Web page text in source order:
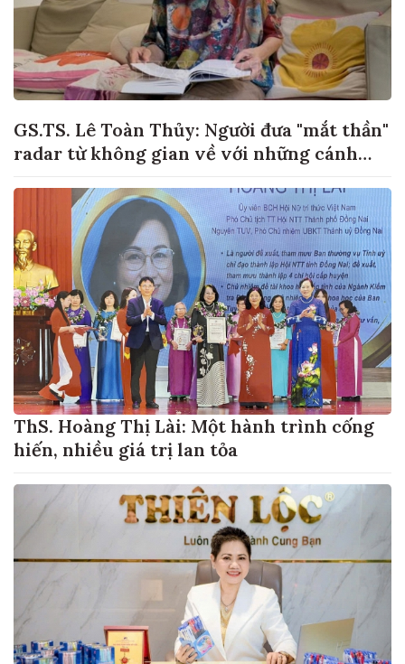
GS.TS. Lê Toàn Thủy: Người đưa "mắt thần"
radar từ không gian về với những cánh
ThS. Hoàng Thị Lài: Một hành trình cống
hiến, nhiều giá trị lan tỏa